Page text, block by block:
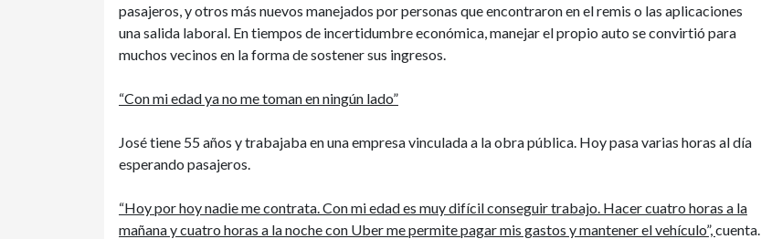
pasajeros, y otros más nuevos manejados por personas que encontraron en el remis o las aplicaciones
una salida laboral. En tiempos de incertidumbre económica, manejar el propio auto se convirtió para
muchos vecinos en la forma de sostener sus ingresos.
“Con mi edad ya no me toman en ningún lado”
José tiene 55 años y trabajaba en una empresa vinculada a la obra pública. Hoy pasa varias horas al día
esperando pasajeros.
“Hoy por hoy nadie me contrata. Con mi edad es muy difícil conseguir trabajo. Hacer cuatro horas a la
mañana y cuatro horas a la noche con Uber me permite pagar mis gastos y mantener el vehículo”,cuenta.